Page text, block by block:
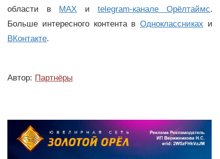
области в MAX и telegram-канале Орёлтаймс.
Больше интересного контента вОдноклассниках и
ВКонтакте.
Автор: Партнёры